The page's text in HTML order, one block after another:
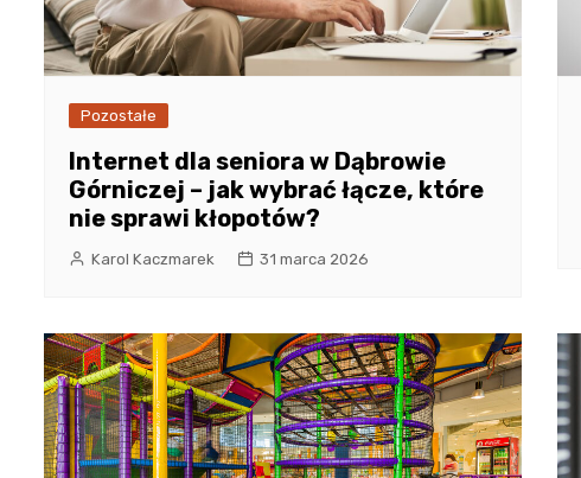
Pozostałe
Internet dla seniora w Dąbrowie
Górniczej – jak wybrać łącze, które
nie sprawi kłopotów?
Karol Kaczmarek 31 marca 2026